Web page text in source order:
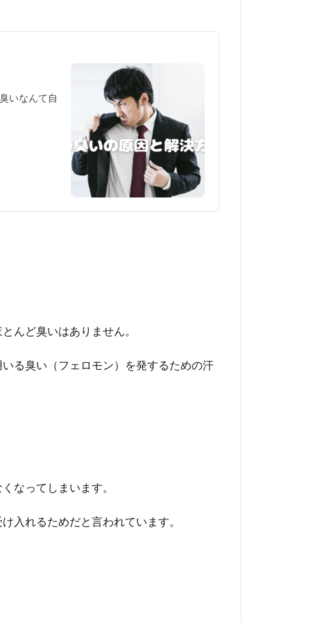
いなんて自
んど臭いはありません。
る臭い（フェロモン）を発するための汗
なってしまいます。
入れるためだと言われています。